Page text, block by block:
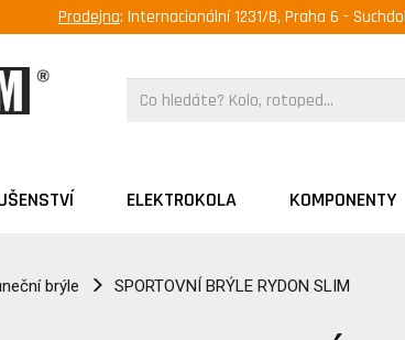
Prodejna: Internacionální 1231/8, Praha 6 -
ELEKTROKOLA KOMPONENTY
brýle SPORTOVNÍ BRÝLE RYDON SLIM